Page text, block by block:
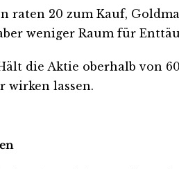
20 zum Kauf,
weniger Raum für
die Aktie oberhalb von
wirken lassen.